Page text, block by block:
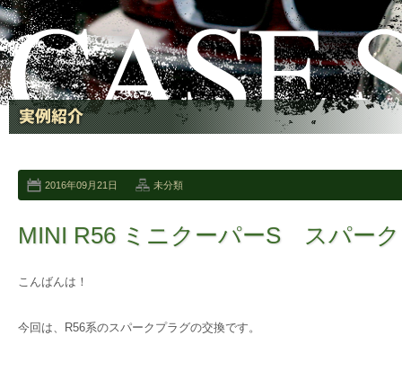
2016年09月21日 未分類
MINI R56 ミニクーパーS スパー
こんばんは！
今回は、R56系のスパークプラグの交換です。